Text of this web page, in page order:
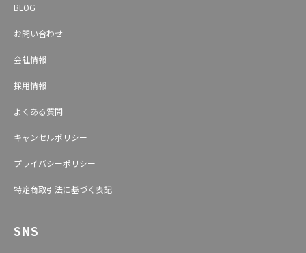
BLOG
お問い合わせ
会社情報
採用情報
よくある質問
キャンセルポリシー
プライバシーポリシー
特定商取引法に基づく表記
SNS